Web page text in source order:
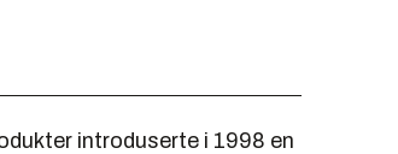
introduserte i 1998 en